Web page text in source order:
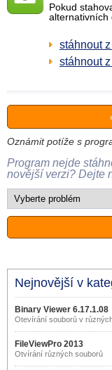
Pokud
alternativních
stáhnout
stáhnout
Oznámit potíže s
Program nejde
novější verzi? Dejte
Nejnovější v
Binary Viewer 6.17.1.08
Otevírání souborů v
FileViewPro 2013
Otvírání různých souborů